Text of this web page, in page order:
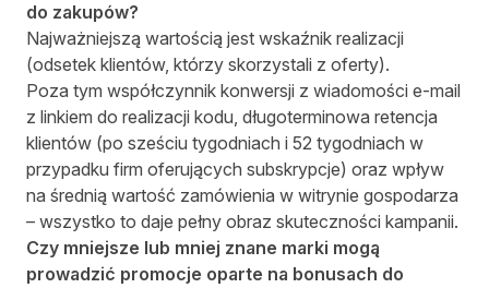
do zakupów?
Najważniejszą wartością jest wskaźnik realizacji
(odsetek klientów, którzy skorzystali z oferty).
Poza tym współczynnik konwersji z wiadomości e-mail
z linkiem do realizacji kodu, długoterminowa retencja
klientów (po sześciu tygodniach i 52 tygodniach w
przypadku firm oferujących subskrypcje) oraz wpływ
na średnią wartość zamówienia w witrynie gospodarza
– wszystko to daje pełny obraz skuteczności kampanii.
Czy mniejsze lub mniej znane marki mogą
prowadzić promocje oparte na bonusach do